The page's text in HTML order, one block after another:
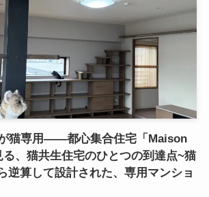
猫専用――都心集合住宅「Maison
、猫共生住宅のひとつの到達点~猫
逆算して設計された、専用マンショ